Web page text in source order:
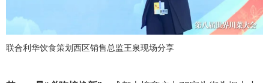
联合利华饮食策划西区销售总监王泉现场分享